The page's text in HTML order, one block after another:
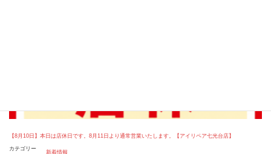
【8月10日】本日は店休日です。8月11日より通常営業いたします。【アイリペア七光台店】
カテゴリー
新着情報